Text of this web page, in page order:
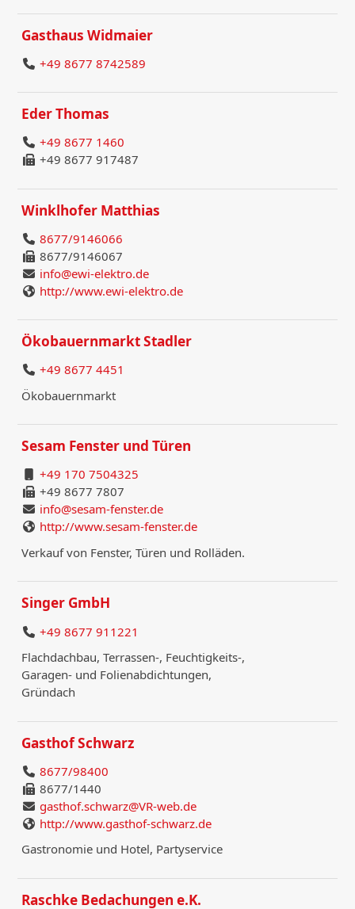
Gasthaus Widmaier
+49 8677 8742589
Eder Thomas
+49 8677 1460
+49 8677 917487
Winklhofer Matthias
8677/9146066
8677/9146067
info@ewi-elektro.de
http://www.ewi-elektro.de
Ökobauernmarkt Stadler
+49 8677 4451
Ökobauernmarkt
Sesam Fenster und Türen
+49 170 7504325
+49 8677 7807
info@sesam-fenster.de
http://www.sesam-fenster.de
Verkauf von Fenster, Türen und Rolläden.
Singer GmbH
+49 8677 911221
Flachdachbau, Terrassen-, Feuchtigkeits-,
Garagen- und Folienabdichtungen,
Gründach
Gasthof Schwarz
8677/98400
8677/1440
gasthof.schwarz@VR-web.de
http://www.gasthof-schwarz.de
Gastronomie und Hotel, Partyservice
Raschke Bedachungen e.K.